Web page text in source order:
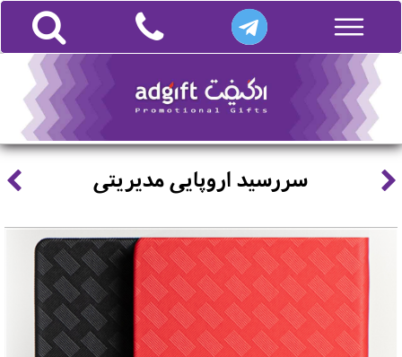
سررسید اروپایی مدیریتی